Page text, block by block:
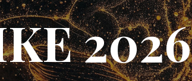
2026